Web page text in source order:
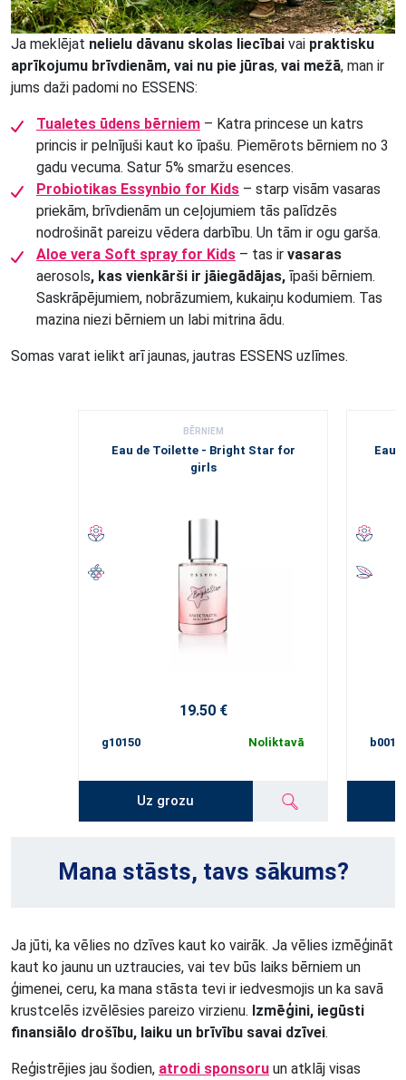
Ja meklējat nelielu dāvanu skolas liecībai vai praktisku
aprīkojumu brīvdienām, vai nu pie jūras, vai mežā, man ir
jums daži padomi no ESSENS:
Tualetes ūdens bērniem – Katra princese un katrs
princis ir pelnījuši kaut ko īpašu. Piemērots bērniem no 3
gadu vecuma. Satur 5% smaržu esences.
Probiotikas Essynbio for Kids – starp visām vasaras
priekām, brīvdienām un ceļojumiem tās palīdzēs
nodrošināt pareizu vēdera darbību. Un tām ir ogu garša.
Aloe vera Soft spray for Kids – tas ir vasaras
aerosols, kas vienkārši ir jāiegādājas, īpaši bērniem.
Saskrāpējumiem, nobrāzumiem, kukaiņu kodumiem. Tas
mazina niezi bērniem un labi mitrina ādu.
Somas varat ielikt arī jaunas, jautras ESSENS uzlīmes.
BĒRNIEM
Eau de Toilette - Bright Star for
girls
19.50 €
g10150 Noliktavā
Uz grozu
Eau
Mana stāsts, tavs sākums?
Ja jūti, ka vēlies no dzīves kaut ko vairāk. Ja vēlies izmēģināt
kaut ko jaunu un uztraucies, vai tev būs laiks bērniem un
ģimenei, ceru, ka mana stāsta tevi ir iedvesmojis un ka savā
krustcelēs izvēlēsies pareizo virzienu. Izmēģini, iegūsti
finansiālo drošību, laiku un brīvību savai dzīvei.
Reģistrējies jau šodien, atrodi sponsoru un atklāj visas